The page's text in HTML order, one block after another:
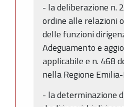
- la deliberazione n.
ordine alle relazioni
delle funzioni
Adeguamento e
applicabile e n. 468
nella Regione
- la determinazione